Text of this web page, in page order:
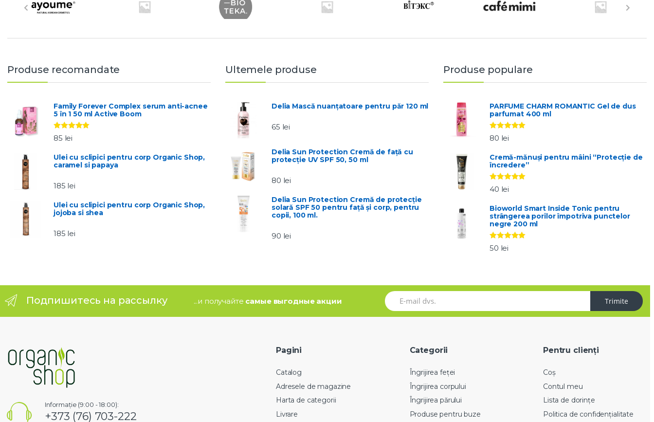
n
Produse recomandate
Family Forever Complex serum anti-acnee
5 în 1 50 ml Active Boom
Evaluat la
5.00stele
85 lei
Ulei cu sclipici pentru corp Organic Shop,
caramel si papaya
185 lei
Ulei cu sclipici pentru corp Organic Shop,
jojoba si shea
185 lei
Ultemele produse
Delia Mască nuanțatoare pentru păr 120 ml
65 lei
Delia Sun Protection Cremă de față cu
protecție UV SPF 50, 50 ml
80 lei
Delia Sun Protection Cremă de protecție
solară SPF 50 pentru față și corp, pentru
copii, 100 ml.
90 lei
Produse populare
PARFUME CHARM ROMANTIC Gel de dus
parfumat 400 ml
Evaluat la
5.00 stele
80 lei
Cremă-mănuși pentru mâini “Protecție de
încredere”
Evaluat la
5.00 stele
40 lei
Bioworld Smart Inside Tonic pentru
strângerea porilor împotriva punctelor
negre 200 ml
Evaluat la
5.00stele
50 lei
Подпишитесь на рассылку ...и получайте самые выгодные акции Trimite
Informație (9:00 - 18:00):
+373 (76) 703-222
Pagini
Catalog
Adresele de magazine
Harta de categorii
Livrare
Categorii
Îngrijirea feței
Îngrijirea corpului
Îngrijirea părului
Produse pentru buze
Pentru clienți
Coș
Contul meu
Lista de dorințe
Politica de confidențialitate